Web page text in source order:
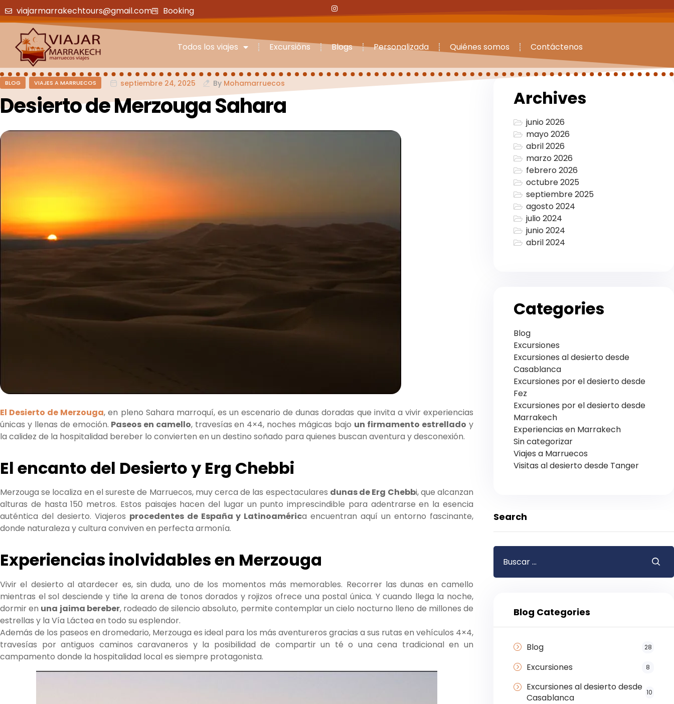
viajarmarrakechtours@gmail.com Booking
Todos los viajes Excursións Blogs Personalizada Quiénes somos Contáctenos
BLOG VIAJES A MARRUECOS septiembre 24, 2025 By Mohamarruecos
Desierto de Merzouga Sahara
El Desierto de Merzouga, en pleno Sahara marroquí, es un escenario de dunas doradas que invita a vivir experiencias
únicas y llenas de emoción. Paseos en camello, travesías en 4×4, noches mágicas bajo un firmamento estrellado y
la calidez de la hospitalidad bereber lo convierten en un destino soñado para quienes buscan aventura y desconexión.
El encanto del Desierto y Erg Chebbi
Merzouga se localiza en el sureste de Marruecos, muy cerca de las espectaculares dunas de Erg Chebbi, que alcanzan
alturas de hasta 150 metros. Estos paisajes hacen del lugar un punto imprescindible para adentrarse en la esencia
auténtica del desierto. Viajeros procedentes de España y Latinoamérica encuentran aquí un entorno fascinante,
donde naturaleza y cultura conviven en perfecta armonía.
Experiencias inolvidables en Merzouga
Vivir el desierto al atardecer es, sin duda, uno de los momentos más memorables. Recorrer las dunas en camello
mientras el sol desciende y tiñe la arena de tonos dorados y rojizos ofrece una postal única. Y cuando llega la noche,
dormir en una jaima bereber, rodeado de silencio absoluto, permite contemplar un cielo nocturno lleno de millones de
estrellas y la Vía Láctea en todo su esplendor.
Además de los paseos en dromedario, Merzouga es ideal para los más aventureros gracias a sus rutas en vehículos 4×4,
travesías por antiguos caminos caravaneros y la posibilidad de compartir un té o una cena tradicional en un
campamento donde la hospitalidad local es siempre protagonista.
Archives
junio 2026
mayo 2026
abril 2026
marzo 2026
febrero 2026
octubre 2025
septiembre 2025
agosto 2024
julio 2024
junio 2024
abril 2024
Categories
Blog
Excursiones
Excursiones al desierto desde
Casablanca
Excursiones por el desierto desde
Fez
Excursiones por el desierto desde
Marrakech
Experiencias en Marrakech
Sin categorizar
Viajes a Marruecos
Visitas al desierto desde Tanger
Search
Blog Categories
Blog 28
Excursiones 8
Excursiones al desierto desde
Casablanca
10